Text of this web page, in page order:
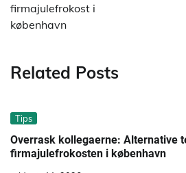
firmajulefrokost i
københavn
Related Posts
Tips
Overrask kollegaerne: Alternative
firmajulefrokosten i københavn